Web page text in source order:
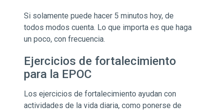
Si solamente puede hacer 5 minutos hoy, de
todos modos cuenta. Lo que importa es que haga
un poco, con frecuencia.
Ejercicios de fortalecimiento
para la EPOC
Los ejercicios de fortalecimiento ayudan con
actividades de la vida diaria, como ponerse de